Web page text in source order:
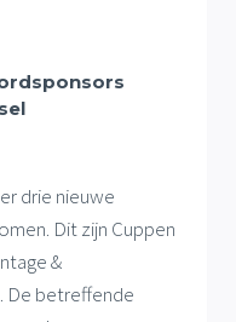
drie nieuwe
Dit zijn Cuppen
&
De betreffende